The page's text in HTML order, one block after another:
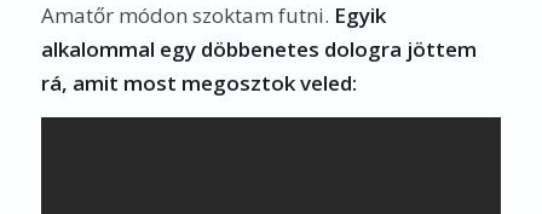
Amatőr módon szoktam futni. Egyik
alkalommal egy döbbenetes dologra jöttem
rá, amit most megosztok veled: